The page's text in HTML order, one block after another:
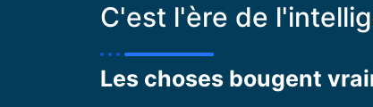
C'est l'ère de
Les choses bougent